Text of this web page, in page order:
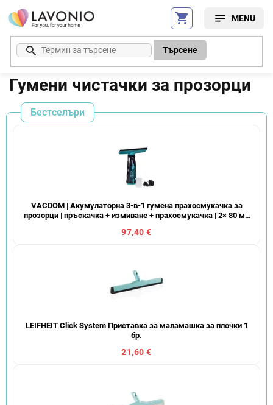
Преминаване
към
съдържанието
Търсене
Гумени чистачки за прозорци
Бестселъри
VACDOM | Акумулаторна 3-в-1 гумена прахосмукачка за
прозорци | пръскачка + измиване + прахосмукачка | 2× 80 мл
97,40 €
LEIFHEIT Click System Приставка за маламашка за плочки 1
бр.
21,60 €